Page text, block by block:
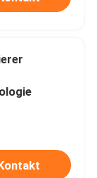
Korn-sortierende Maschine der Rutsche4.7kw 8